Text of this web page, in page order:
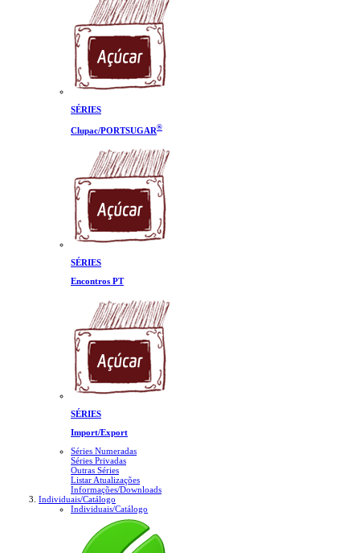
SÉRIES
Clupac/PORTSUGAR®
SÉRIES
Encontros PT
SÉRIES
Import/Export
Séries Numeradas
Séries Privadas
Outras Séries
Listar Atualizações
Informações/Downloads
Individuais/Catálogo
Individuais/Catálogo